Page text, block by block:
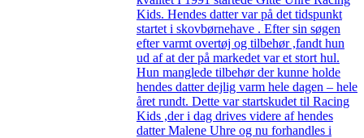
Kids. Hendes datter var på det tidspunkt
startet i skovbørnehave . Efter sin søgen
efter varmt overtøj og tilbehør ,fandt hun
ud af at der på markedet var et stort hul.
Hun manglede tilbehør der kunne holde
hendes datter dejlig varm hele dagen – hele
året rundt. Dette var startskudet til Racing
Kids ,der i dag drives videre af hendes
datter Malene Uhre og nu forhandles i